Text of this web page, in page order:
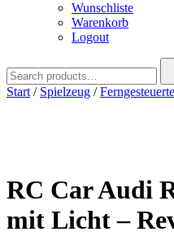
Wunschliste
Warenkorb
Logout
for:
Start / Spielzeug /
RC Car Audi
mit Licht –